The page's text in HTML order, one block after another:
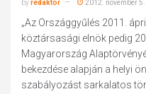
byredaktor 2012. november 5.
„Az Országgyűlés 2011.
köztársasági elnök pedig
Magyarország
bekezdése alapján a helyi
szabályozást sarkalatos